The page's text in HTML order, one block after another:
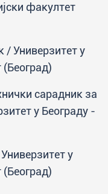
факултет
/ Универзитет у
(Београд)
сарадник за
у Београду -
у
(Београд)